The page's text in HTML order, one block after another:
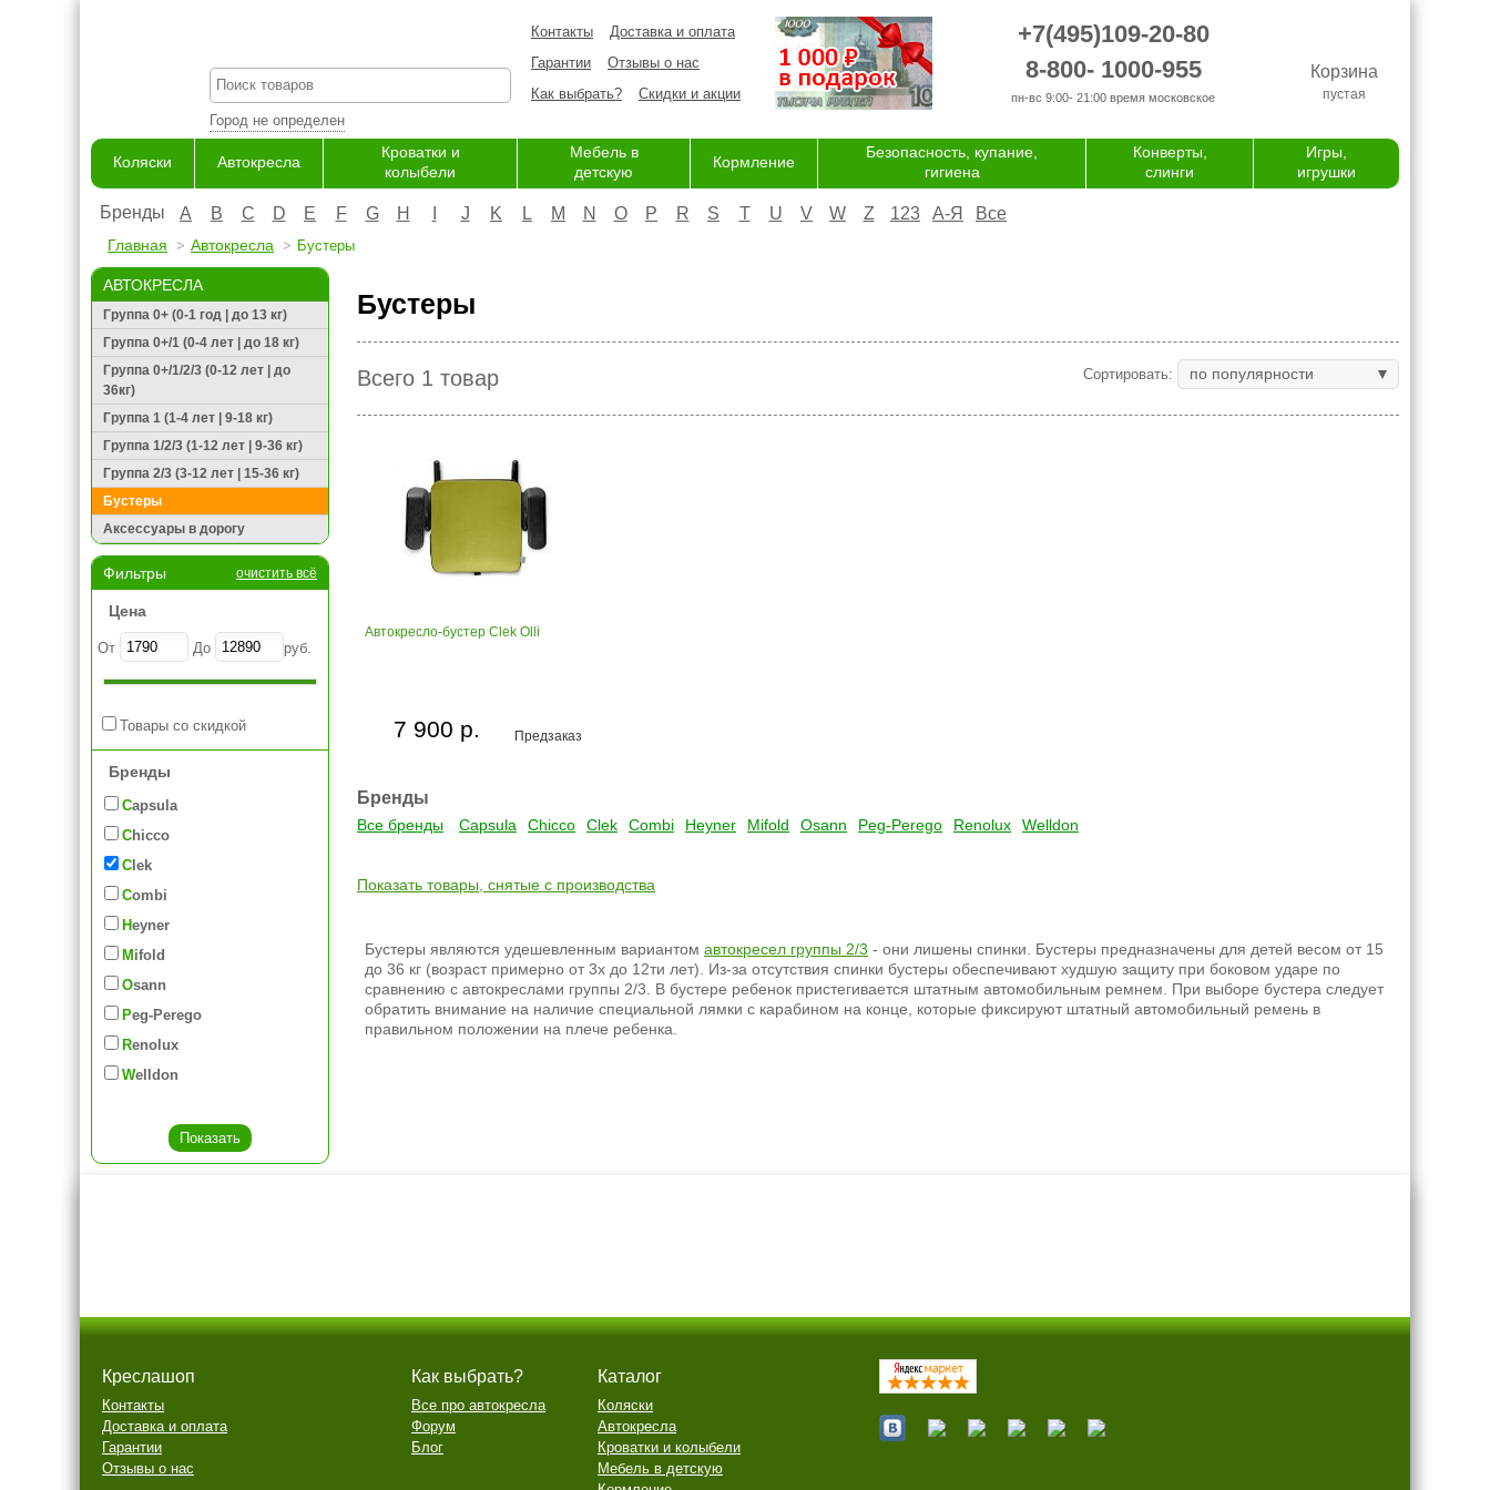
Город не определен
Контакты
Доставка и оплата
Гарантии
Отзывы о нас
Как выбрать?
Скидки и акции
+7(495)109-20-80
8-800- 1000-955
пн-вс 9:00- 21:00 время московское
Корзина
пустая
Коляски Автокресла
Кроватки и
колыбели
Мебель в
детскую
Кормление
Безопасность, купание,
гигиена
Конверты,
слинги
Игры,
игрушки
Бренды A B C D E F G H J K L M N O P R S T U V W Z 123 А-Я Все
Главная Автокресла Бустеры
АВТОКРЕСЛА
Группа 0+ (0-1 год | до 13 кг)
Группа 0+/1 (0-4 лет | до 18 кг)
Группа 0+/1/2/3 (0-12 лет | до
36кг)
Группа 1 (1-4 лет | 9-18 кг)
Группа 1/2/3 (1-12 лет | 9-36 кг)
Группа 2/3 (3-12 лет | 15-36 кг)
Бустеры
Аксессуары в дорогу
Фильтры очистить всё
Цена
От До руб.
Товары со скидкой
Бренды
Capsula
Chicco
Clek
Combi
Heyner
Mifold
Osann
Peg-Perego
Renolux
Welldon
Бустеры
Всего 1 товар Сортировать: по популярности
Автокресло-бустер Clek Olli
Предзаказ
7 900 р.
Бренды
Все бренды Capsula Chicco Clek Combi Heyner Mifold Osann Peg-Perego Renolux Welldon
Показать товары, снятые с производства
Бустеры являются удешевленным вариантом автокресел группы 2/3 - они лишены спинки. Бустеры предназначены для детей весом от 15
до 36 кг (возраст примерно от 3х до 12ти лет). Из-за отсутствия спинки бустеры обеспечивают худшую защиту при боковом ударе по
сравнению с автокреслами группы 2/3. В бустере ребенок пристегивается штатным автомобильным ремнем. При выборе бустера следует
обратить внимание на наличие специальной лямки с карабином на конце, которые фиксируют штатный автомобильный ремень в
правильном положении на плече ребенка.
Креслашоп
Контакты
Доставка и оплата
Гарантии
Отзывы о нас
Как выбрать?
Все про автокресла
Форум
Блог
Каталог
Коляски
Автокресла
Кроватки и колыбели
Мебель в детскую